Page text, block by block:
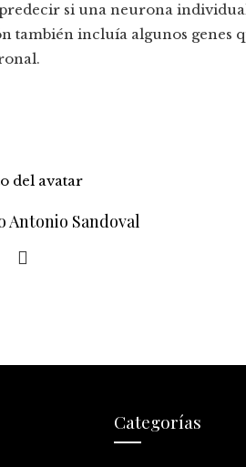
si una neurona
también incluía algunos genes
Antonio Sandoval
Categorías